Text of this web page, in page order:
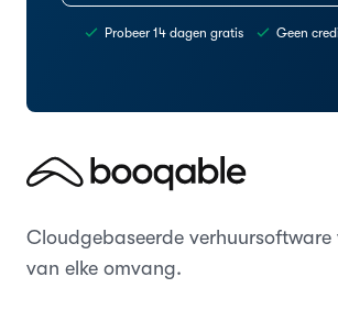
Probeer 14 dagen gratis Geen
Cloudgebaseerde verhuursoftware
van elke omvang.